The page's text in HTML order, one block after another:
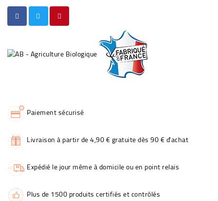
Paiement sécurisé
Livraison à partir de 4,90 € gratuite dès 90 € d'achat
Expédié le jour même à domicile ou en point relais
Plus de 1500 produits certifiés et contrôlés